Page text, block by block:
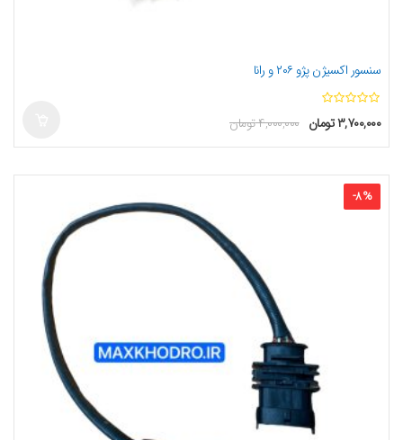
سنسور اکسیژن پژو ۲۰۶ و رانا
۴,۰۰۰,۰۰۰تومان ۳,۷۰۰,۰۰۰تومان
-8%